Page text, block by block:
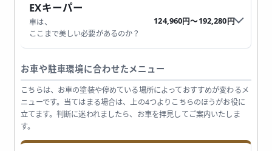
EXキーパー
車は、
ここまで美しい必要があるのか？
124,960円〜192,280円
お車や駐車環境に合わせたメニュー
こちらは、お車の塗装や停めている場所によっておすすめが変わるメ
ニューです。当てはまる場合は、上の4つよりこちらのほうがお役に
立てます。判断に迷われましたら、お車を拝見してご案内いたしま
す。